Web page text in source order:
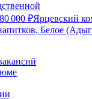
80 000 ₽Ярцевский
Белое